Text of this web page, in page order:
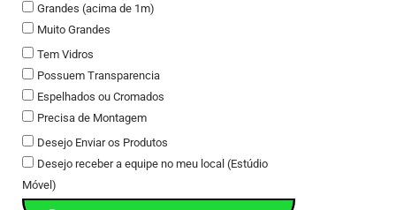
Grandes (acima de 1m)
Muito Grandes
Tem Vidros
Possuem Transparencia
Espelhados ou Cromados
Precisa de Montagem
Desejo Enviar os Produtos
Desejo receber a equipe no meu local (Estúdio
Móvel)